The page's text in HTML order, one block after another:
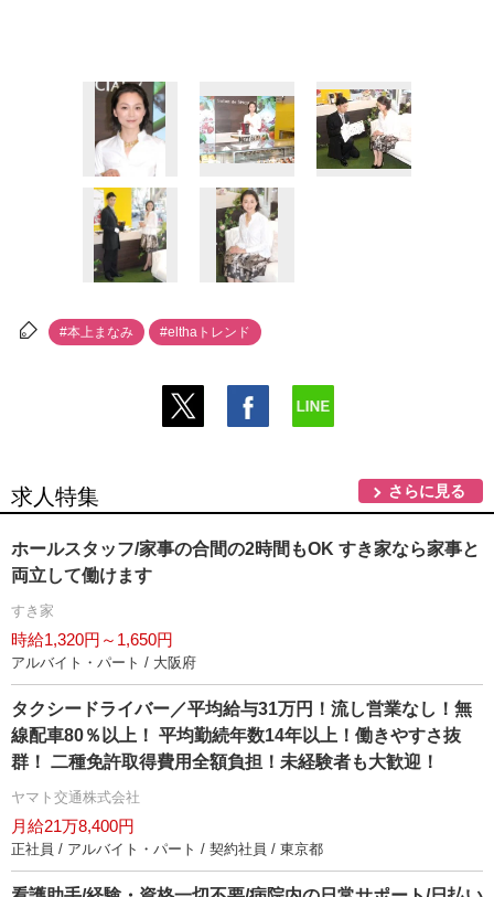
#本上まなみ #elthaトレンド
求人特集 さらに見る
ホールスタッフ/家事の合間の2時間もOK すき家なら家事と
両立して働けます
すき家
時給1,320円～1,650円
アルバイト・パート / 大阪府
タクシードライバー／平均給与31万円！流し営業なし！無
線配車80％以上！ 平均勤続年数14年以上！働きやすさ抜
群！ 二種免許取得費用全額負担！未経験者も大歓迎！
ヤマト交通株式会社
月給21万8,400円
正社員 / アルバイト・パート / 契約社員 / 東京都